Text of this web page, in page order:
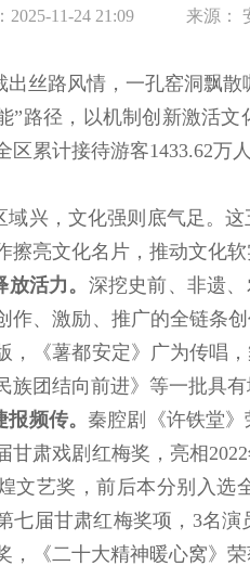
2025-11-24 21:09 来源：
出丝路风情，一孔窑洞飘
”路径，以机制创新激活
区累计接待游客1433.62万
域兴，文化强则底气足。这
擦亮文化名片，推动文化
活力。 深挖史前、非遗
作、激励、推广的全链条
，《薯都安定》广为传唱
族团结向前进》等一批具
频传。 秦腔剧《许铁堂
甘肃戏剧红梅奖，亮相
文艺奖，前后本分别入选
七届甘肃红梅奖项，3名
，《二十大精神暖心窝》